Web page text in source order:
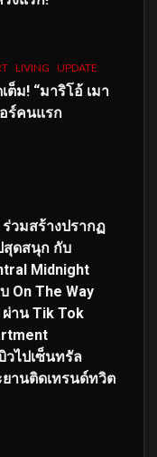
LIVING UPDATE
ต็ม! “มาริโอ้ เมา
อร์คนแรก
วมสร้างปรากฏ
ดสนุก กับ
Midnight
On The Way
าน Tik Tok
วไปเซ็นทรัล
านติดเทรนด์ทวิต